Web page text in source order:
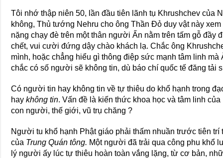
Tôi nhớ thập niên 50, lần đầu tiên lãnh tụ Khrushchev của
không, Thủ tướng Nehru cho ông Thần Đỏ duy vật này
nặng chạy đè trên một thân người Ấn nằm trên tấm gỗ đầy
chết, vui cười đứng dậy chào khách lạ. Chắc ông
mình, hoặc chẳng hiểu gì thông điệp sức mạnh tâm linh
chắc có số người sẽ không tin, dù báo chí quốc tế đăng tải
Có người tin hay không tin về tự thiêu do khổ hạnh trong
haykhông tin. Vấn đề là kiến thức khoa học và tâm linh
con người, thế giới, vũ trụ chăng ?
Người tu khổ hạnh Phật giáo phải thấm nhuần trước tiên
của Trung Quán tông. Một người đã trải qua công phu khổ
lý người ấy lúc tự thiêu hoàn toàn vắng lặng, từ cơ bản,